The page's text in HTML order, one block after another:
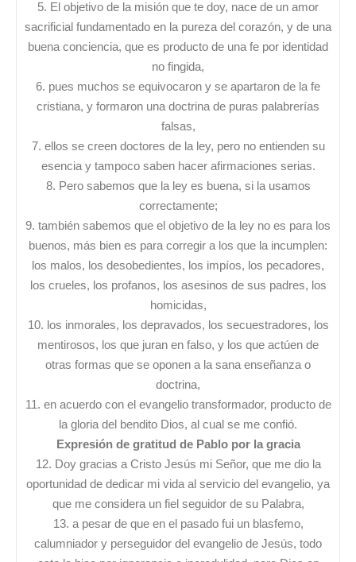
5. El objetivo de la misión que te doy, nace de un amor
sacrificial fundamentado en la pureza del corazón, y de una
buena conciencia, que es producto de una fe por identidad
no fingida,
6. pues muchos se equivocaron y se apartaron de la fe
cristiana, y formaron una doctrina de puras palabrerías
falsas,
7. ellos se creen doctores de la ley, pero no entienden su
esencia y tampoco saben hacer afirmaciones serias.
8. Pero sabemos que la ley es buena, si la usamos
correctamente;
9. también sabemos que el objetivo de la ley no es para los
buenos, más bien es para corregir a los que la incumplen:
los malos, los desobedientes, los impíos, los pecadores,
los crueles, los profanos, los asesinos de sus padres, los
homicidas,
10. los inmorales, los depravados, los secuestradores, los
mentirosos, los que juran en falso, y los que actúen de
otras formas que se oponen a la sana enseñanza o
doctrina,
11. en acuerdo con el evangelio transformador, producto de
la gloria del bendito Dios, al cual se me confió.
Expresión de gratitud de Pablo por la gracia
12. Doy gracias a Cristo Jesús mi Señor, que me dio la
oportunidad de dedicar mi vida al servicio del evangelio, ya
que me considera un fiel seguidor de su Palabra,
13. a pesar de que en el pasado fui un blasfemo,
calumniador y perseguidor del evangelio de Jesús, todo